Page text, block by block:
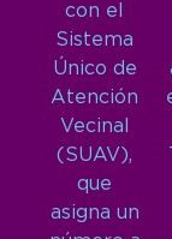
con el
Sistema
Único de
Atención
Vecinal
(SUAV),
que
asigna un